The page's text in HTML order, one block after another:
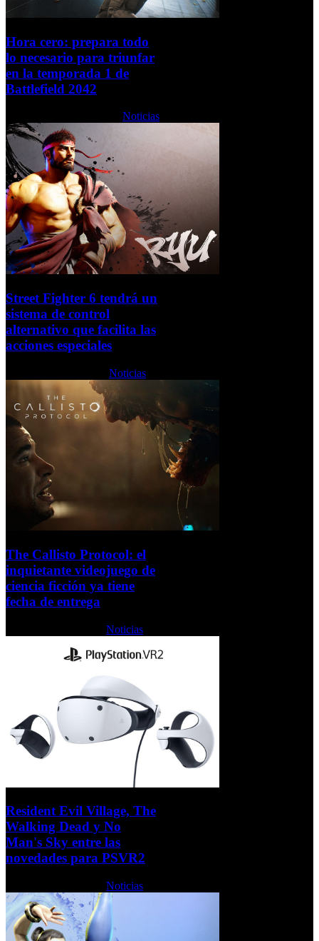
Hora cero: prepara todo
lo necesario para triunfar
en la temporada 1 de
Battlefield 2042
Noticias
Street Fighter 6 tendrá un
sistema de control
alternativo que facilita las
acciones especiales
Noticias
The Callisto Protocol: el
inquietante videojuego de
ciencia ficción ya tiene
fecha de entrega
Noticias
Resident Evil Village, The
Walking Dead y No
Man's Sky entre las
novedades para PSVR2
Noticias